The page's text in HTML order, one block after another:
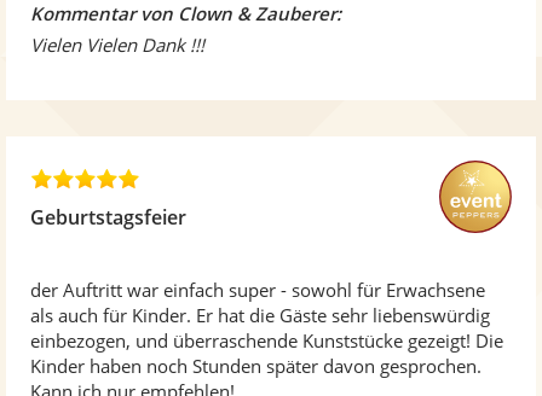
Kommentar von Clown & Zauberer:
Vielen Vielen Dank !!!
5
0
n
Geburtstagsfeier
der Auftritt war einfach super - sowohl für Erwachsene
als auch für Kinder. Er hat die Gäste sehr liebenswürdig
einbezogen, und überraschende Kunststücke gezeigt! Die
Kinder haben noch Stunden später davon gesprochen.
Kann ich nur empfehlen!